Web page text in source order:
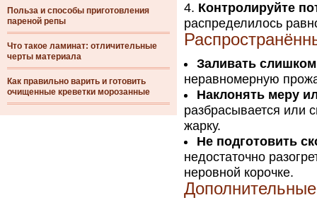
Польза и способы приготовления
пареной репы
Что такое ламинат: отличительные
черты материала
Как правильно варить и готовить
очищенные креветки морозанные
Контролируйте
распределилось
Заливать
неравномерную
Наклонять меру
разбрасывается или
жарку.
Не подготовить
недостаточно
неровной корочке.